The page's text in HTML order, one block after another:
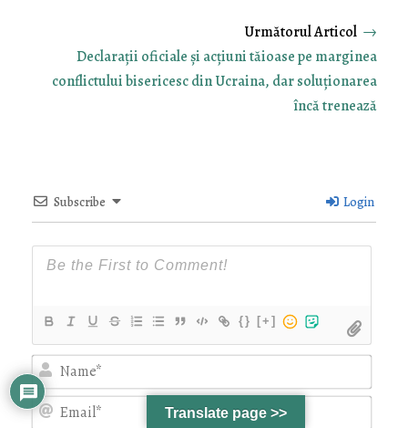
Declarații oficiale și acțiuni tăioase pe marginea
conflictului bisericesc din Ucraina, dar soluționarea
încă trenează
→
Subscribe Login
{} [+]
Translate page >>